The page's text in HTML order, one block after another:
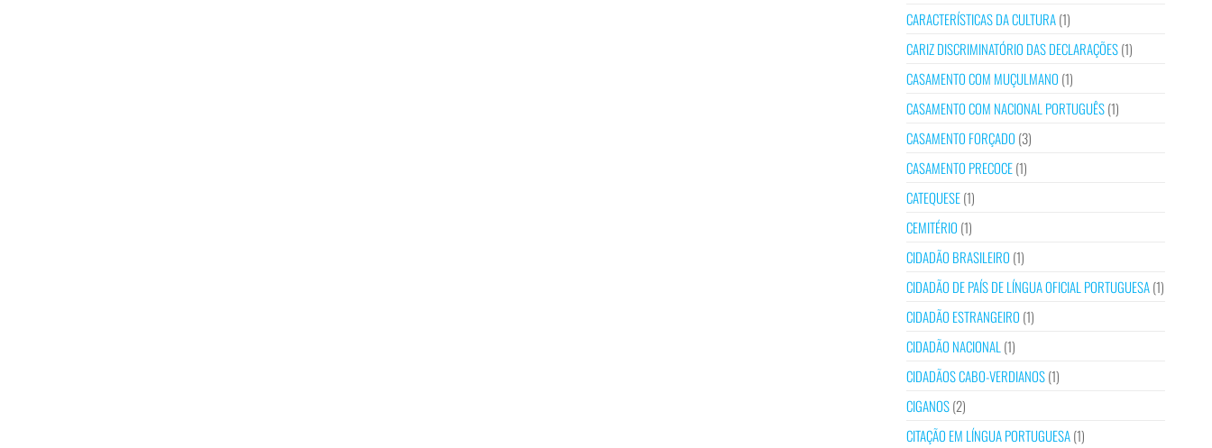
CARACTERÍSTICAS DA CULTURA(1)
CARIZ DISCRIMINATÓRIO DAS DECLARAÇÕES(1)
CASAMENTO COM MUÇULMANO (1)
CASAMENTO COM NACIONAL PORTUGUÊS(1)
CASAMENTO FORÇADO (3)
CASAMENTO PRECOCE(1)
CATEQUESE(1)
CEMITÉRIO (1)
CIDADÃO BRASILEIRO (1)
CIDADÃO DE PAÍS DE LÍNGUA OFICIAL PORTUGUESA(1)
CIDADÃO ESTRANGEIRO (1)
CIDADÃO NACIONAL (1)
CIDADÃOS CABO-VERDIANOS(1)
CIGANOS(2)
CITAÇÃO EM LÍNGUA PORTUGUESA(1)